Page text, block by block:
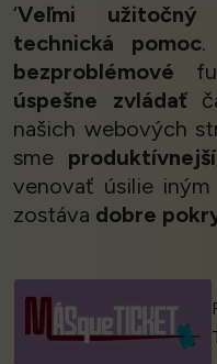
‘Veľmi užitočný
technická pomoc.
bezproblémové
úspešne zvládať
našich webových
sme produktívnejší
venovať úsilie
zostáva dobre